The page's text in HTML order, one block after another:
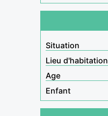
Situation
Lieu d'habitation
Age
Enfant